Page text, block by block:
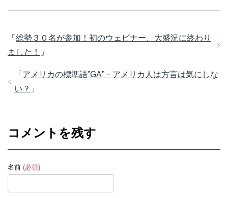
「 総勢３０名が参加！初のウェビナー、大盛況に終わり
ました！
」
「 アメリカの標準語”GA”－アメリカ人は方言は気にしな
い？ 」
コメントを残す
名前 (必須)